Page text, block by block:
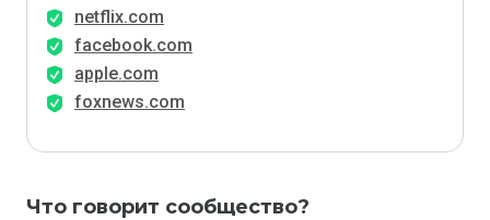
netflix.com
facebook.com
apple.com
foxnews.com
Что говорит сообщество?